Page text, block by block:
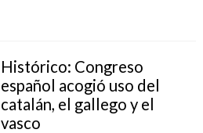
Histórico: Congreso
español acogió uso del
catalán, el gallego y el
vasco